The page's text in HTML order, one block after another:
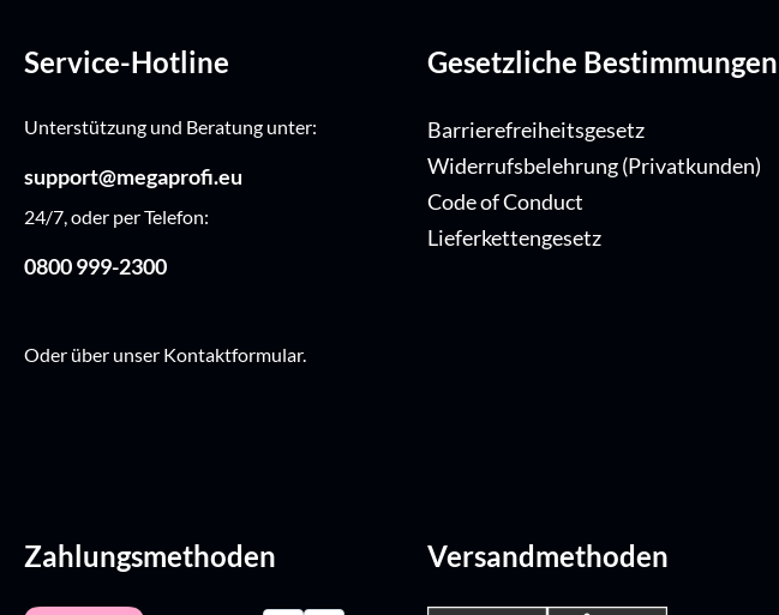
Service-Hotline
Unterstützung und Beratung unter:
support@megaprofi.eu
24/7, oder per Telefon:
0800 999-2300
Oder über unser Kontaktformular.
Gesetzliche Bestimmungen
Barrierefreiheitsgesetz
Widerrufsbelehrung (Privatkunden)
Code of Conduct
Lieferkettengesetz
Zahlungsmethoden Versandmethoden